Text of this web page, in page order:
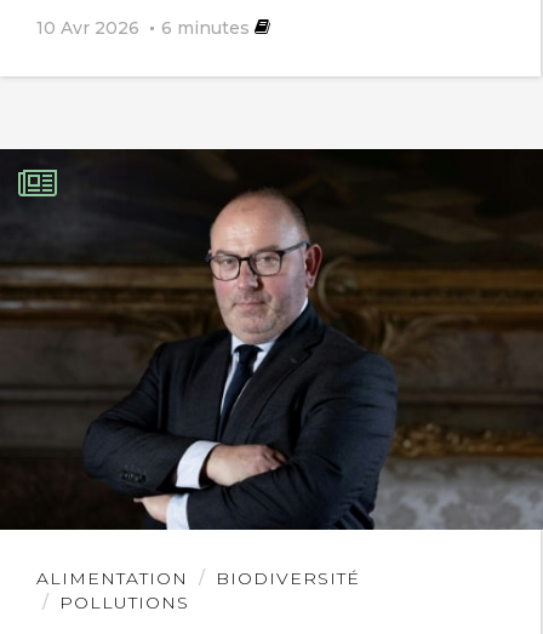
10 Avr 2026 6 minutes
ALIMENTATION
BIODIVERSITÉ
POLLUTIONS
Lire
l'article